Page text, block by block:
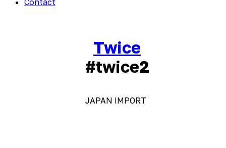
Twice
#twice2
JAPAN IMPORT